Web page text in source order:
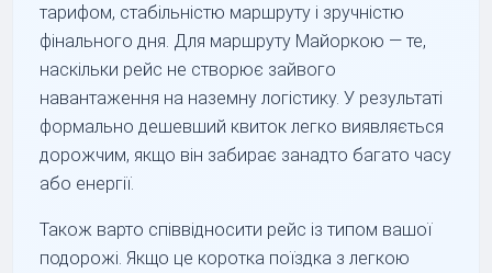
тарифом, стабільністю маршруту і зручністю
фінального дня. Для маршруту Майоркою — те,
наскільки рейс не створює зайвого
навантаження на наземну логістику. У результаті
формально дешевший квиток легко виявляється
дорожчим, якщо він забирає занадто багато часу
або енергії.
Також варто співвідносити рейс із типом вашої
подорожі. Якщо це коротка поїздка з легкою